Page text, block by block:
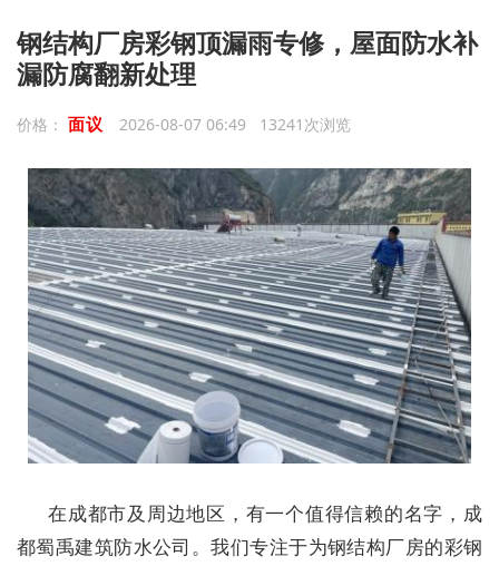
钢结构厂房彩钢顶漏雨专修，屋面防水补
漏防腐翻新处理
价格： 面议 2026-08-07 06:49 13241次浏览
在成都市及周边地区，有一个值得信赖的名字，成
都蜀禹建筑防水公司。我们专注于为钢结构厂房的彩钢